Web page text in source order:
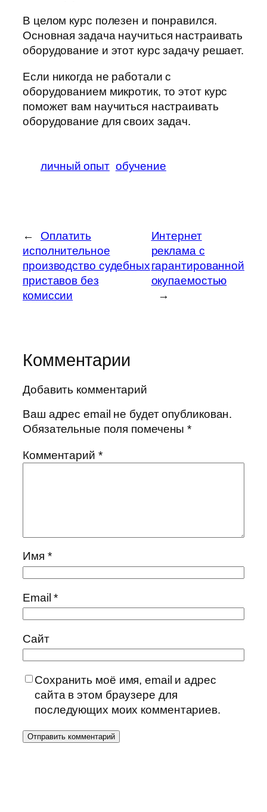
В целом курс полезен и понравился.
Основная задача научиться настраивать
оборудование и этот курс задачу решает.
Если никогда не работали с
оборудованием микротик, то этот курс
поможет вам научиться настраивать
оборудование для своих задач.
личный опыт обучение
←
Оплатить
исполнительное
производство судебных
приставов без
комиссии
Интернет
реклама с
гарантированной
окупаемостью
→
Комментарии
Добавить комментарий
Ваш адрес email не будет опубликован.
Обязательные поля помечены*
Комментарий *
Имя *
Email*
Сайт
Сохранить моё имя, email и адрес
сайта в этом браузере для
последующих моих комментариев.